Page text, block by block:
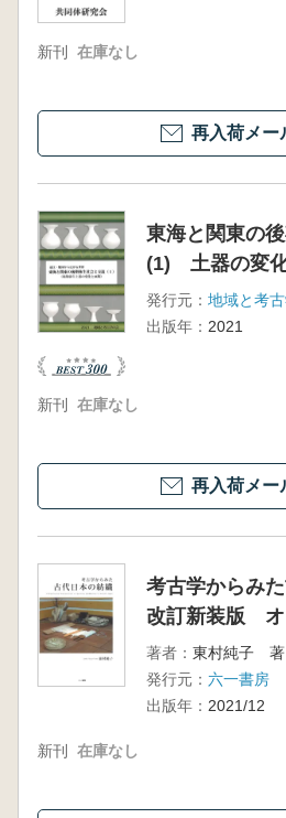
新刊 在庫なし
再入荷メー
東海と関東の
(1) 土器の変
発行元： 地域と考
出版年： 2021
新刊 在庫なし
再入荷メー
考古学からみ
改訂新装版 オ
著者： 東村純子 著
発行元： 六一書房
出版年： 2021/12
新刊 在庫なし